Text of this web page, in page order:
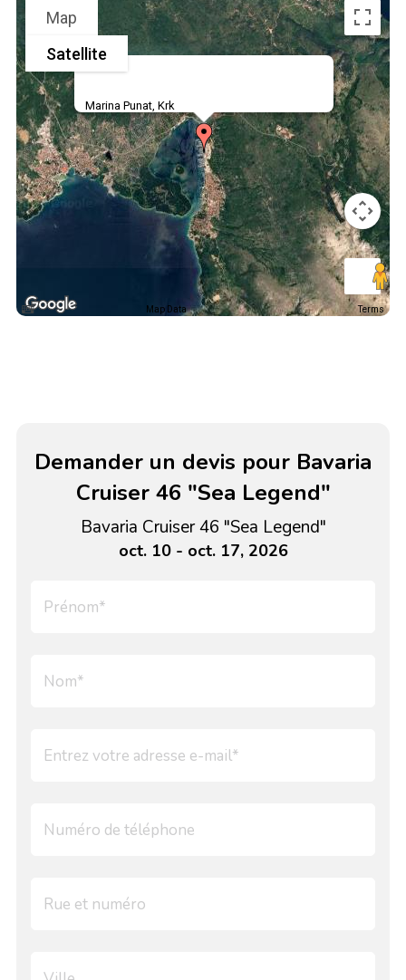
Marina Punat, Krk
Map
Satellite
Map Data Terms
Demander un devis pour Bavaria
Cruiser 46 "Sea Legend"
Bavaria Cruiser 46 "Sea Legend"
oct. 10 - oct. 17, 2026